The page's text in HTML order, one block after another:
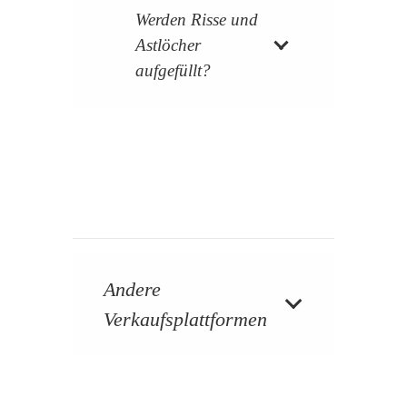
Werden Risse und
Astlöcher
aufgefüllt?
Andere
Verkaufsplattformen